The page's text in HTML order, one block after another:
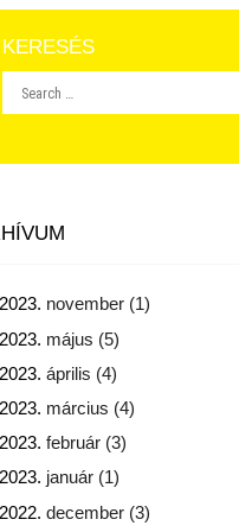
KERESÉS
2023. november (1)
2023. május (5)
2023. április (4)
2023. március (4)
2023. február (3)
2023. január (1)
2022. december (3)